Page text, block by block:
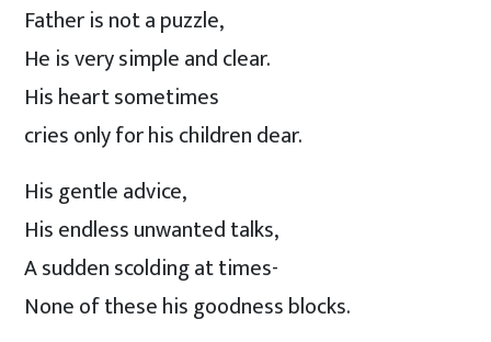
Father is not a puzzle,
He is very simple and clear.
His heart sometimes
cries only for his children dear.
His gentle advice,
His endless unwanted talks,
A sudden scolding at times-
None of these his goodness blocks.